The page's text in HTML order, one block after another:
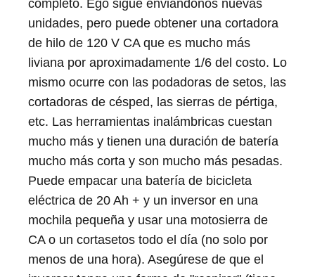
completo. Ego sigue enviándonos nuevas
unidades, pero puede obtener una cortadora
de hilo de 120 V CA que es mucho más
liviana por aproximadamente 1/6 del costo. Lo
mismo ocurre con las podadoras de setos, las
cortadoras de césped, las sierras de pértiga,
etc. Las herramientas inalámbricas cuestan
mucho más y tienen una duración de batería
mucho más corta y son mucho más pesadas.
Puede empacar una batería de bicicleta
eléctrica de 20 Ah + y un inversor en una
mochila pequeña y usar una motosierra de
CA o un cortasetos todo el día (no solo por
menos de una hora). Asegúrese de que el